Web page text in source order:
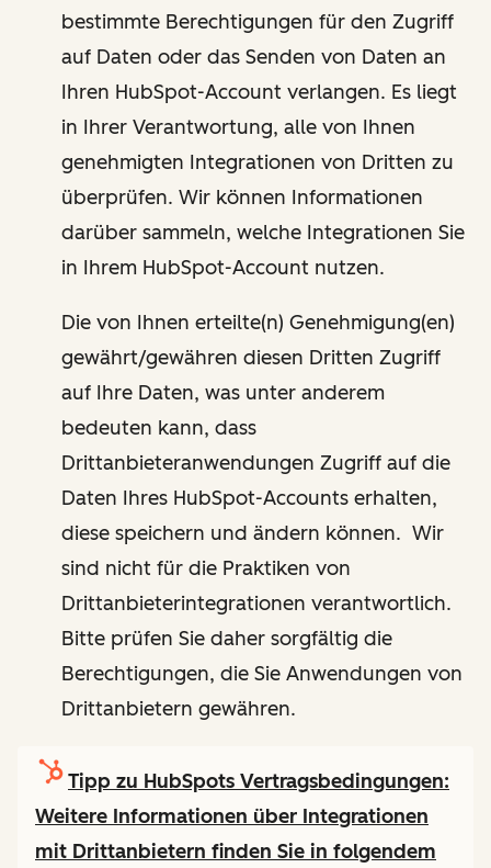
bestimmte Berechtigungen für den Zugriff
auf Daten oder das Senden von Daten an
Ihren HubSpot-Account verlangen. Es liegt
in Ihrer Verantwortung, alle von Ihnen
genehmigten Integrationen von Dritten zu
überprüfen. Wir können Informationen
darüber sammeln, welche Integrationen Sie
in Ihrem HubSpot-Account nutzen.
Die von Ihnen erteilte(n) Genehmigung(en)
gewährt/gewähren diesen Dritten Zugriff
auf Ihre Daten, was unter anderem
bedeuten kann, dass
Drittanbieteranwendungen Zugriff auf die
Daten Ihres HubSpot-Accounts erhalten,
diese speichern und ändern können. Wir
sind nicht für die Praktiken von
Drittanbieterintegrationen verantwortlich.
Bitte prüfen Sie daher sorgfältig die
Berechtigungen, die Sie Anwendungen von
Drittanbietern gewähren.
Tipp zu HubSpots Vertragsbedingungen:
Weitere Informationen über Integrationen
mit Drittanbietern finden Sie in folgendem